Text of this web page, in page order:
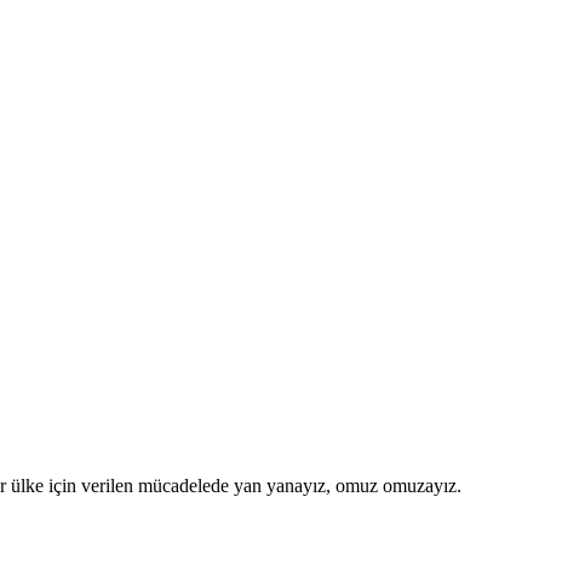
için verilen mücadelede yan yanayız, omuz omuzayız.